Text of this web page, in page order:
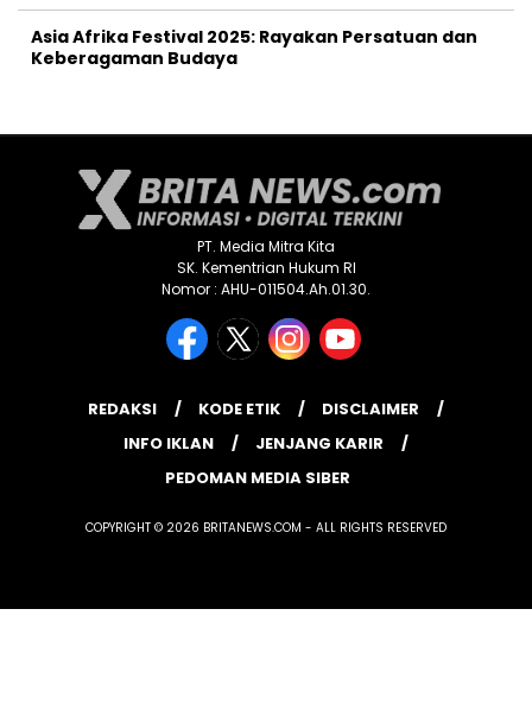
Asia Afrika Festival 2025: Rayakan Persatuan dan
Keberagaman Budaya
PT. Media Mitra Kita
SK. Kementrian Hukum RI
Nomor : AHU-011504.Ah.01.30.
REDAKSI KODE ETIK
DISCLAIMER
INFO IKLAN
JENJANG KARIR
PEDOMAN MEDIA SIBER
COPYRIGHT © 2026 BRITANEWS.COM - ALL RIGHTS RESERVED